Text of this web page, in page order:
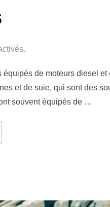
de moteurs diesel
et de suie, qui sont des
souvent équipés de …